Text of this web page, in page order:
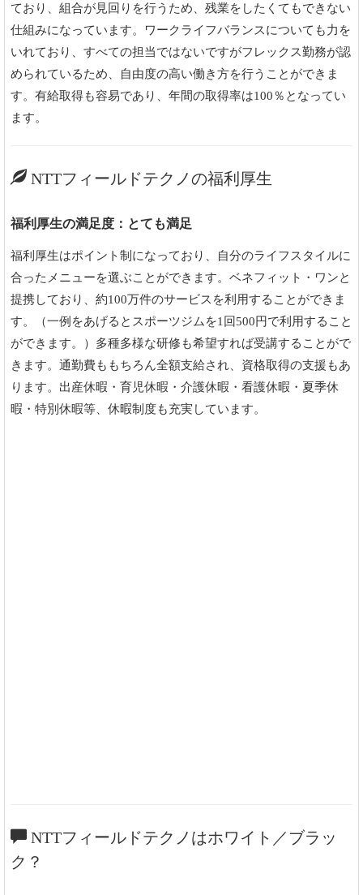
ており、組合が見回りを行うため、残業をしたくてもできない
仕組みになっています。ワークライフバランスについても力を
いれており、すべての担当ではないですがフレックス勤務が認
められているため、自由度の高い働き方を行うことができま
す。有給取得も容易であり、年間の取得率は100％となってい
ます。
NTTフィールドテクノの福利厚生
福利厚生の満足度：とても満足
福利厚生はポイント制になっており、自分のライフスタイルに
合ったメニューを選ぶことができます。ベネフィット・ワンと
提携しており、約100万件のサービスを利用することができま
す。（一例をあげるとスポーツジムを1回500円で利用すること
ができます。）多種多様な研修も希望すれば受講することがで
きます。通勤費ももちろん全額支給され、資格取得の支援もあ
ります。出産休暇・育児休暇・介護休暇・看護休暇・夏季休
暇・特別休暇等、休暇制度も充実しています。
NTTフィールドテクノはホワイト／ブラッ
ク？